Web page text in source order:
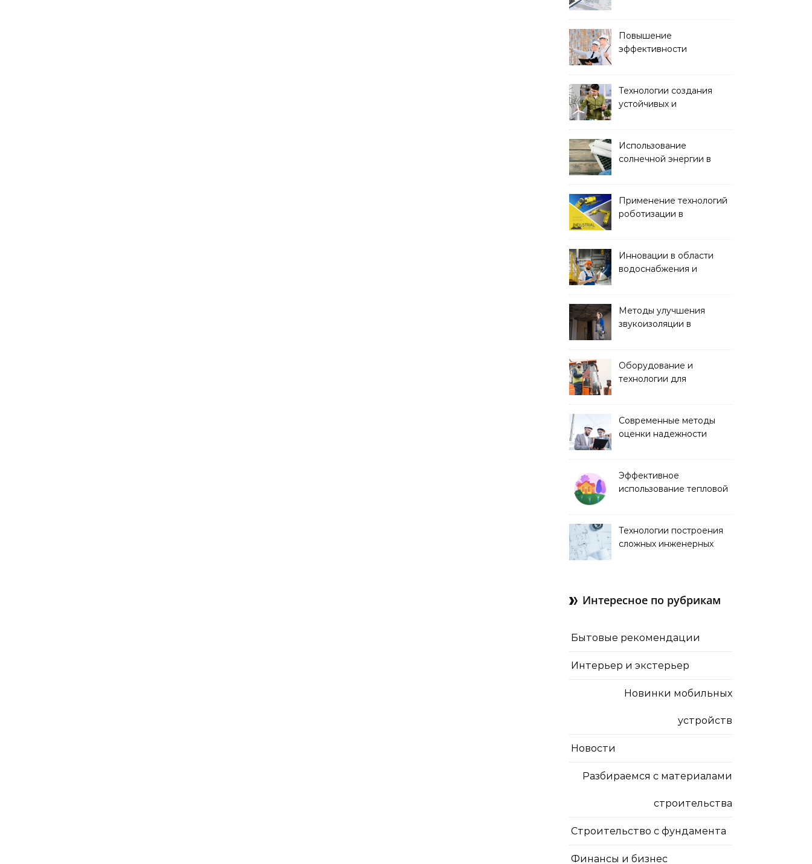
строительством
Повышение
эффективности
технологий
Технологии создания
устойчивых и
Использование
солнечной энергии в
Применение технологий
роботизации в
Инновации в области
водоснабжения и
Методы улучшения
звукоизоляции в
Оборудование и
технологии для
Современные методы
оценки надежности
Эффективное
использование тепловой
Технологии построения
сложных инженерных
Интересное по рубрикам
Бытовые рекомендации
Интерьер и экстерьер
Новинки мобильных
устройств
Новости
Разбираемся с материалами
строительства
Строительство с фундамента
Финансы и бизнес